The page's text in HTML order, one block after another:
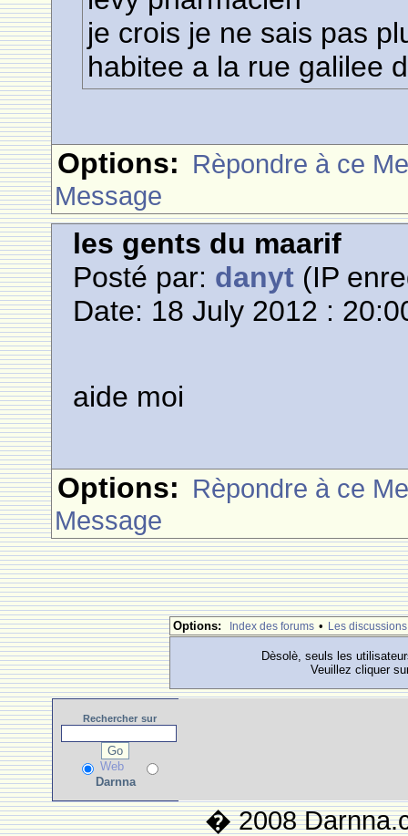
je crois je ne sais pas
habitee a la rue galilee
Options: Rèpondre à ce
Message
les gents du maarif
Posté par: danyt (IP
Date: 18 July 2012 :
aide moi
Options: Rèpondre à ce
Message
Options: Index des forums • Les discussions
Dèsolè, seuls les
Veuillez cliquer
Rechercher sur
Web
Darnna
� 2008